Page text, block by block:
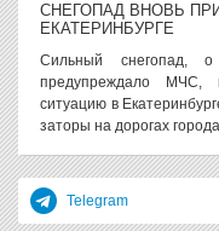
СНЕГОПАД ВНОВЬ
ЕКАТЕРИНБУРГЕ
Сильный снегопад,
предупреждало МЧС,
ситуацию в
заторы на дорогах
Telegram